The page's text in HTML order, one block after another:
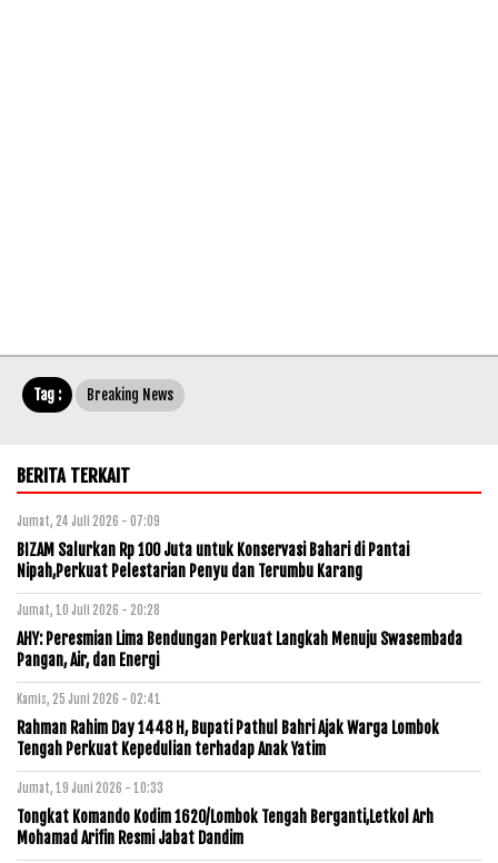
Tag : Breaking News
BERITA TERKAIT
Jumat, 24 Juli 2026 - 07:09
BIZAM Salurkan Rp 100 Juta untuk Konservasi Bahari di Pantai
Nipah,Perkuat Pelestarian Penyu dan Terumbu Karang
Jumat, 10 Juli 2026 - 20:28
AHY: Peresmian Lima Bendungan Perkuat Langkah Menuju Swasembada
Pangan, Air, dan Energi
Kamis, 25 Juni 2026 - 02:41
Rahman Rahim Day 1448 H, Bupati Pathul Bahri Ajak Warga Lombok
Tengah Perkuat Kepedulian terhadap Anak Yatim
Jumat, 19 Juni 2026 - 10:33
Tongkat Komando Kodim 1620/Lombok Tengah Berganti,Letkol Arh
Mohamad Arifin Resmi Jabat Dandim